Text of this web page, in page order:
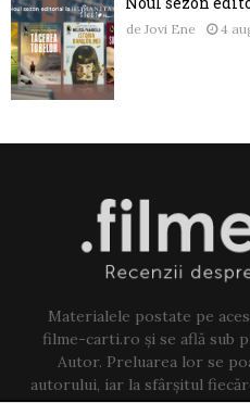
de Jovi Ene 4
Materialele postate pe
filme-carti.ro și se află sub
Autor. Preluarea lor se
autorului, iar la sfârșitul